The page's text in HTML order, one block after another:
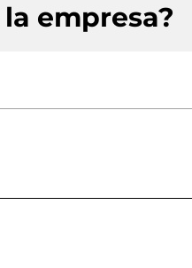
empresa?